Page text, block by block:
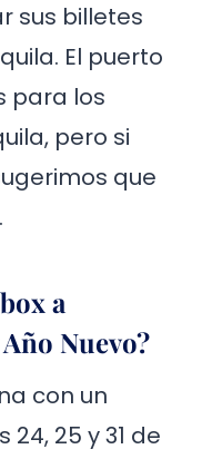
sus billetes
El puerto
para los
pero si
que
a
Nuevo?
con un
25 y 31 de